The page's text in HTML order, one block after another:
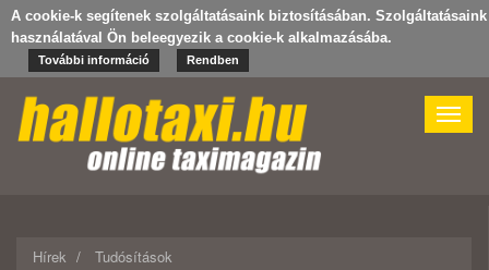
A cookie-k segítenek szolgáltatásaink biztosításában. Szolgáltatásaink
használatával Ön beleegyezik a cookie-k alkalmazásába.
További információ Rendben
Toggle
Hírek Tudósítások